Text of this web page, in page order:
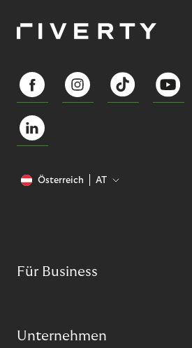
Österreich AT
Für Business
Unternehmen